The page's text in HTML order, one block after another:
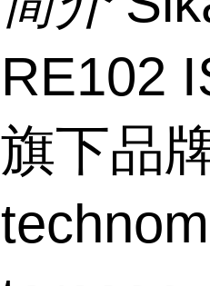
RE102
旗下品